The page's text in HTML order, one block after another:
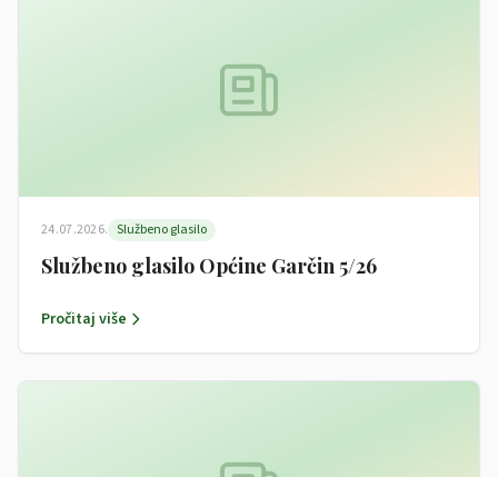
24.07.2026. Službeno glasilo
Službeno glasilo Općine Garčin 5/26
Pročitaj više